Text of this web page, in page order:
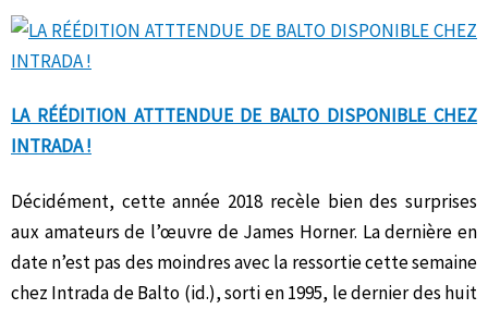
LA RÉÉDITION ATTTENDUE DE BALTO DISPONIBLE CHEZ
INTRADA !
Décidément, cette année 2018 recèle bien des surprises
aux amateurs de l’œuvre de James Horner. La dernière en
date n’est pas des moindres avec la ressortie cette semaine
chez Intrada de Balto (id.), sorti en 1995, le dernier des huit